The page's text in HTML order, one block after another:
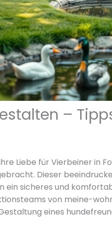
–
Liebe für Vierbeiner in
Dieser
ein sicheres und
von meine-
eines